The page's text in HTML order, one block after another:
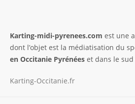
Karting-midi-pyrenees.com est une
dont l’objet est la médiatisation du
en Occitanie Pyrénées et dans le sud
Karting-Occitanie.fr